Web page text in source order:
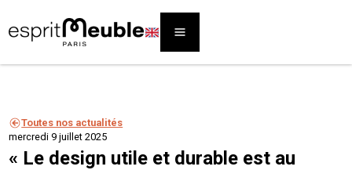
Toutes nos actualités
mercredi 9 juillet 2025
« Le design utile et durable est au